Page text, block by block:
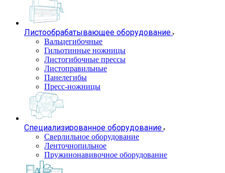
Листообрабатывающее оборудование
Вальцегибочные
Гильотинные ножницы
Листогибочные прессы
Листоправильные
Панелегибы
Пресс-ножницы
Специализированное оборудование
Сверлильное оборудование
Ленточнопильное
Пружинонавивочное оборудование